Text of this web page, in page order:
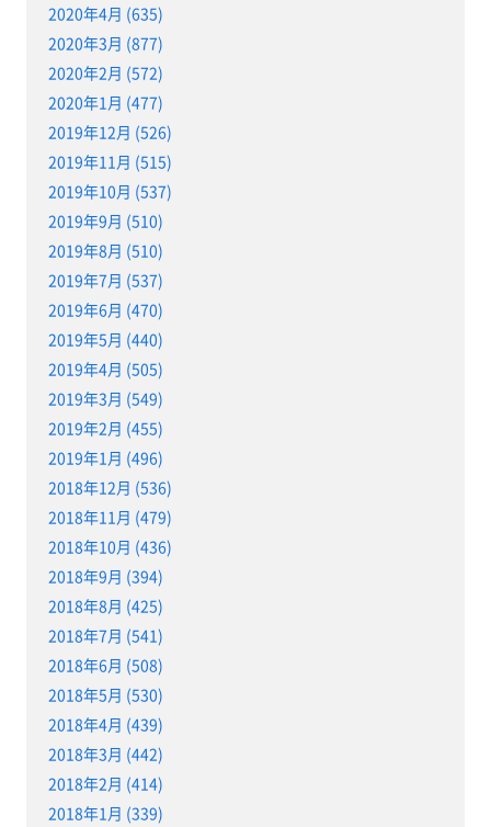
2020年4月 (635)
2020年3月 (877)
2020年2月 (572)
2020年1月 (477)
2019年12月 (526)
2019年11月 (515)
2019年10月 (537)
2019年9月 (510)
2019年8月 (510)
2019年7月 (537)
2019年6月 (470)
2019年5月 (440)
2019年4月 (505)
2019年3月 (549)
2019年2月 (455)
2019年1月 (496)
2018年12月 (536)
2018年11月 (479)
2018年10月 (436)
2018年9月 (394)
2018年8月 (425)
2018年7月 (541)
2018年6月 (508)
2018年5月 (530)
2018年4月 (439)
2018年3月 (442)
2018年2月 (414)
2018年1月 (339)